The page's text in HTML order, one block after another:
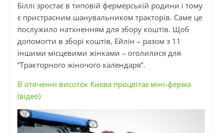
Біллі зростає в типовій фермерській родини і тому
є пристрасним шанувальником тракторів. Саме це
послужило натхненням для збору коштів. Щоб
допомогти в зборі коштів, Ейлін – разом з 11
іншими місцевими жінками – оголилися для
“Тракторного жіночого календаря”.
В оточенні висоток Києва процвітає міні-ферма
(відео)